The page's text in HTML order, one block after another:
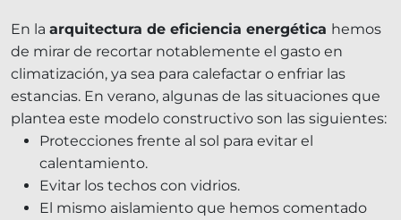
En la arquitectura de eficiencia energética hemos
de mirar de recortar notablemente el gasto en
climatización, ya sea para calefactar o enfriar las
estancias. En verano, algunas de las situaciones que
plantea este modelo constructivo son las siguientes:
Protecciones frente al sol para evitar el
calentamiento.
Evitar los techos con vidrios.
El mismo aislamiento que hemos comentado